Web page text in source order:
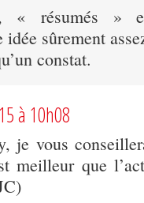
« résumés »
sûrement
constat.
à 10h08
je vous
meilleur que